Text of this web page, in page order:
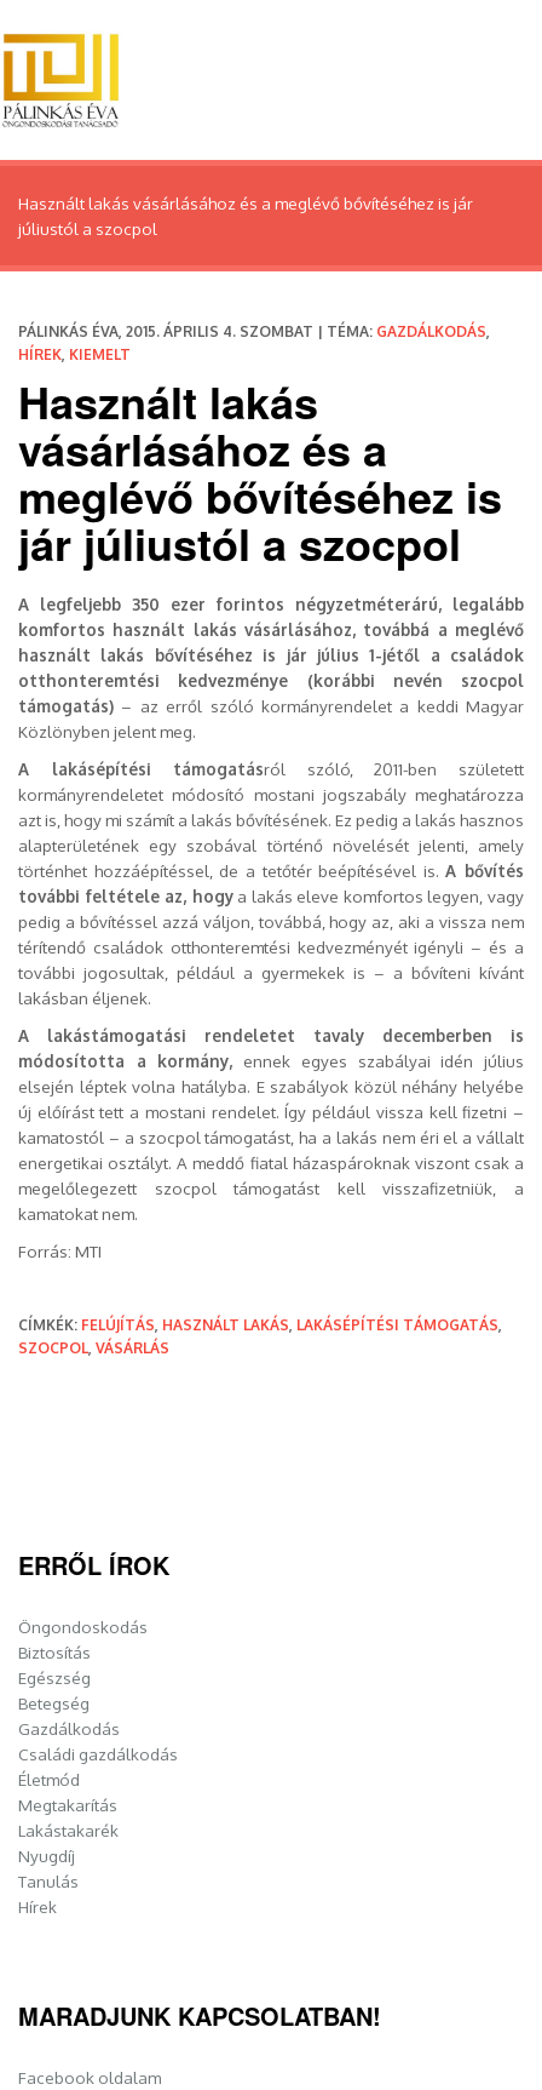
Használt lakás vásárlásához és a meglévő bővítéséhez is jár
júliustól a szocpol
PÁLINKÁS ÉVA, 2015. ÁPRILIS 4. SZOMBAT | TÉMA: GAZDÁLKODÁS
HÍREK KIEMELT
Használt lakás
vásárlásához és a
meglévő bővítéséhez is
jár júliustól a szocpol
A legfeljebb 350 ezer forintos négyzetméterárú, legalább
komfortos használt lakás vásárlásához, továbbá a meglévő
használt lakás bővítéséhez is jár július 1-jétől a családok
otthonteremtési kedvezménye (korábbi nevén szocpol
támogatás) – az erről szóló kormányrendelet a keddi Magyar
Közlönyben jelent meg.
A lakásépítési támogatásról szóló, 2011-ben született
kormányrendeletet módosító mostani jogszabály meghatározza
azt is, hogy mi számít a lakás bővítésének. Ez pedig a lakás hasznos
alapterületének egy szobával történő növelését jelenti, amely
történhet hozzáépítéssel, de a tetőtér beépítésével is.A bővítés
további feltétele az, hogya lakás eleve komfortos legyen, vagy
pedig a bővítéssel azzá váljon, továbbá, hogy az, aki a vissza nem
térítendő családok otthonteremtési kedvezményét igényli – és a
további jogosultak, például a gyermekek is – a bővíteni kívánt
lakásban éljenek.
A lakástámogatási rendeletet tavaly decemberben is
módosította a kormány, ennek egyes szabályai idén július
elsején léptek volna hatályba. E szabályok közül néhány helyébe
új előírást tett a mostani rendelet. Így például vissza kell fizetni –
kamatostól – a szocpol támogatást, ha a lakás nem éri el a vállalt
energetikai osztályt. A meddő fiatal házaspároknak viszont csak a
megelőlegezett szocpol támogatást kell visszafizetniük, a
kamatokat nem.
Forrás: MTI
CÍMKÉK: FELÚJÍTÁS HASZNÁLT LAKÁS LAKÁSÉPÍTÉSI TÁMOGATÁS
SZOCPOL VÁSÁRLÁS
ERRŐL ÍROK
Öngondoskodás
Biztosítás
Egészség
Betegség
Gazdálkodás
Családi gazdálkodás
Életmód
Megtakarítás
Lakástakarék
Nyugdíj
Tanulás
Hírek
MARADJUNK KAPCSOLATBAN!
Facebook oldalam